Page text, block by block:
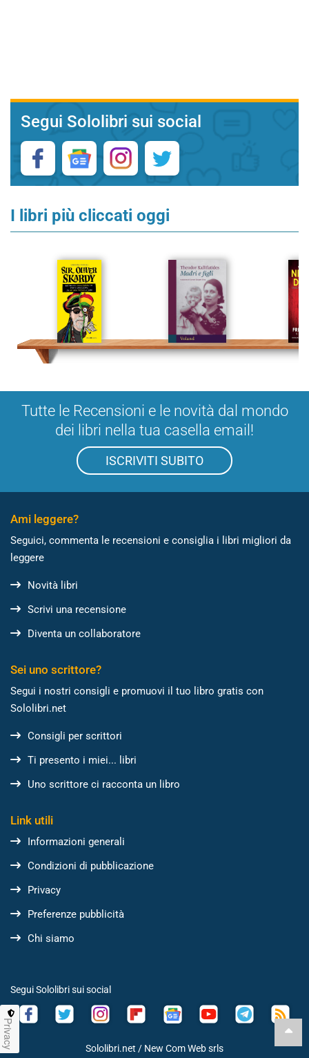
Segui Sololibri sui social
I libri più cliccati oggi
Tutte le Recensioni e le novità dal mondo
dei libri nella tua casella email!
ISCRIVITI SUBITO
Ami leggere?
Seguici, commenta le recensioni e consiglia i libri migliori da
leggere
Novità libri
Scrivi una recensione
Diventa un collaboratore
Sei uno scrittore?
Segui i nostri consigli e promuovi il tuo libro gratis con
Sololibri.net
Consigli per scrittori
Ti presento i miei... libri
Uno scrittore ci racconta un libro
Link utili
Informazioni generali
Condizioni di pubblicazione
Privacy
Preferenze pubblicità
Chi siamo
Segui Sololibri sui social
Sololibri.net / New Com Web srls
Privacy